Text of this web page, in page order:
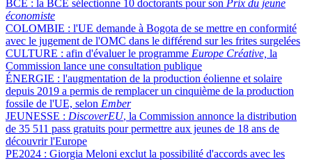
BCE : la BCE sélectionne 10 doctorants pour son Prix du jeune
économiste
COLOMBIE : l'UE demande à Bogota de se mettre en conformité
avec le jugement de l'OMC dans le différend sur les frites surgelées
CULTURE : afin d'évaluer le programme Europe Créative, la
Commission lance une consultation publique
ÉNERGIE : l'augmentation de la production éolienne et solaire
depuis 2019 a permis de remplacer un cinquième de la production
fossile de l'UE, selon Ember
JEUNESSE : DiscoverEU, la Commission annonce la distribution
de 35 511 pass gratuits pour permettre aux jeunes de 18 ans de
découvrir l'Europe
PE2024 : Giorgia Meloni exclut la possibilité d'accords avec les